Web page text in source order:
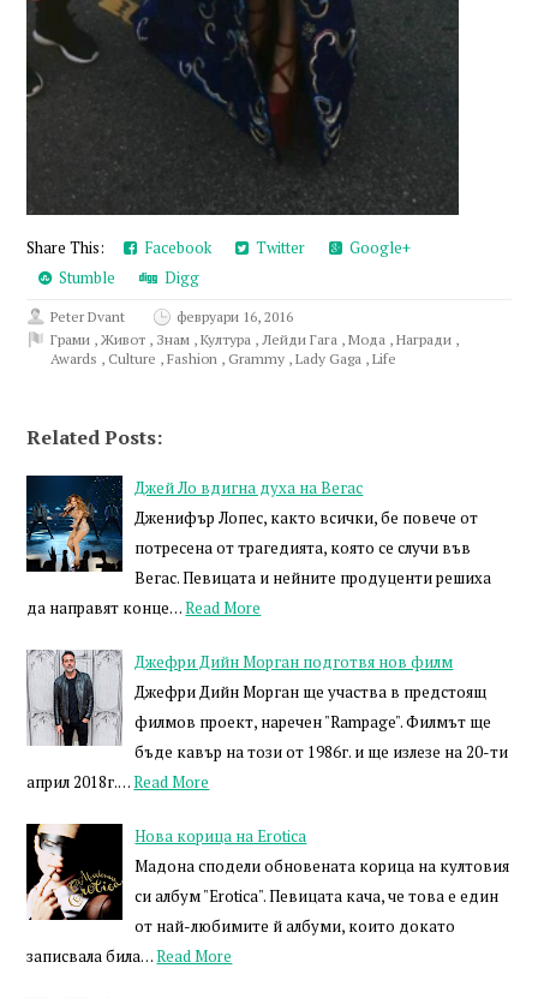
Share This: Facebook Twitter
Google+
Stumble
Digg
Peter Dvant
февруари 16, 2016
Грами ,Живот , Знам ,Култура ,Лейди Гага ,Мода ,Награди ,
Awards , Culture ,Fashion , Grammy ,Lady Gaga ,Life
Related Posts:
Джей Ло вдигна духа на Вегас
Дженифър Лопес, както всички, бе повече от
потресена от трагедията, която се случи във
Вегас. Певицата и нейните продуценти решиха
да направят конце…Read More
Джефри Дийн Морган подготвя нов филм
Джефри Дийн Морган ще участва в предстоящ
филмов проект, наречен "Rampage". Филмът ще
бъде кавър на този от 1986г. и ще излезе на 20-ти
април 2018г.…Read More
Нова корица на Erotica
Мадона сподели обновената корица на култовия
си албум "Erotica". Певицата кача, че това е един
от най-любимите й албуми, които докато
записвала била…Read More